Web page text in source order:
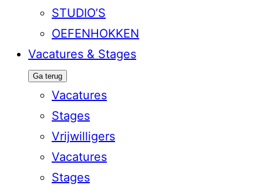
STUDIO’S
OEFENHOKKEN
Vacatures & Stages
Ga terug
Vacatures
Stages
Vrijwilligers
Vacatures
Stages